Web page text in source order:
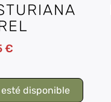
€
disponible